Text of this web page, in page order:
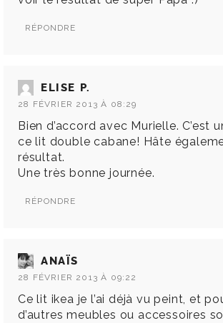
RÉPONDRE
ELISE P.
28 FÉVRIER 2013 À 08:29
Bien d’accord avec Murielle. C’est
ce lit double cabane! Hâte
résultat.
Une très bonne journée.
RÉPONDRE
ANAÏS
28 FÉVRIER 2013 À 09:22
Ce lit ikea je l’ai déjà vu peint, et
d’autres meubles ou accessoires